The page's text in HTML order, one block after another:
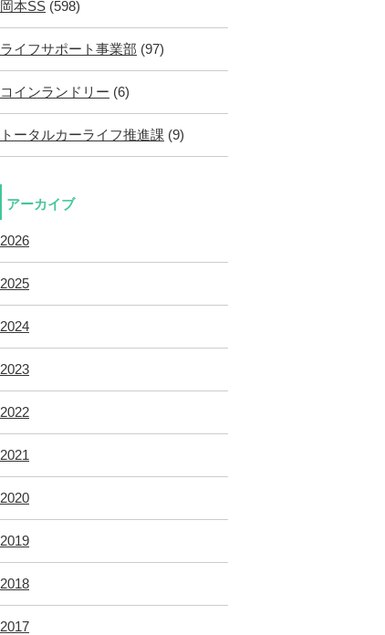
岡本SS (598)
ライフサポート事業部 (97)
コインランドリー (6)
トータルカーライフ推進課 (9)
アーカイブ
2026
2025
2024
2023
2022
2021
2020
2019
2018
2017